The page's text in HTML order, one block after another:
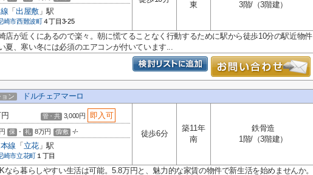
「出屋敷」駅
崎市西難波町 ４丁目3-25
東
3階/（3階建）
店が近くにあるので楽々。朝に慌てることなく行動するために駅から徒歩10分の駅近物件
夏、寒い冬には必須のエアコンが付いています...
ョン ドルチェアマーロ
管・共 3,000円 即入可
保 - 礼 8万円 償/敷 -/-
線 「 立花」駅
崎市立花町 １丁目
徒歩6分
築11年
南
鉄骨造
1階/（3階建）
なら暮らしやすい生活は可能。5.8万円と、魅力的な家賃の物件で新生活を始めませんか。